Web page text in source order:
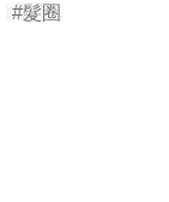
髮圈